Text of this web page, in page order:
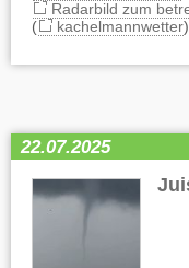
Radarbild zum
(
kachelmannwetter)
22.07.2025